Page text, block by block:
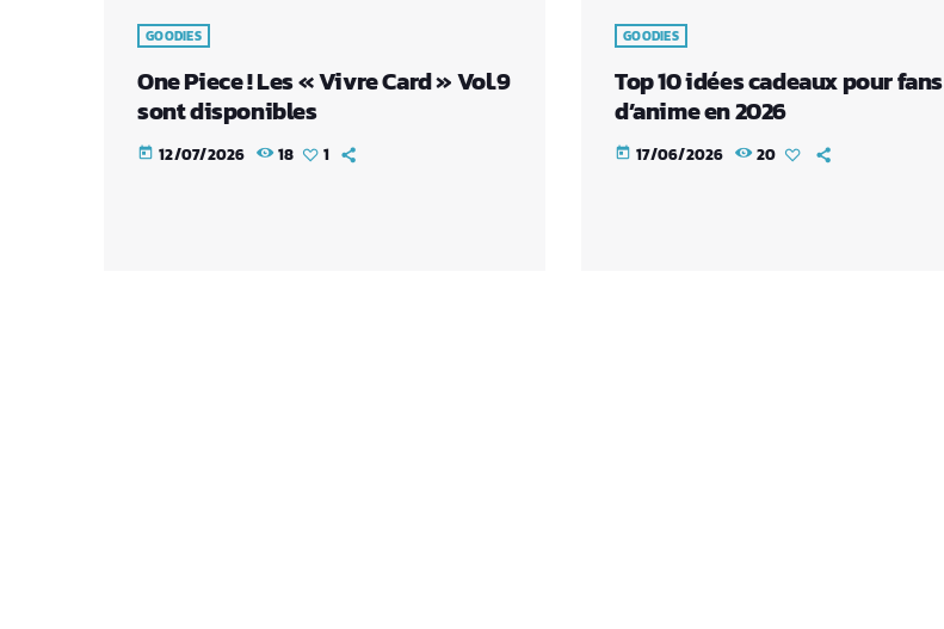
GOODIES
One Piece ! Les « Vivre Card » Vol.9
sont disponibles
today 12/07/2026 18 1
GOODIES
Top 10 idées cadeaux pour fans
d’anime en 2026
today 17/06/2026 20